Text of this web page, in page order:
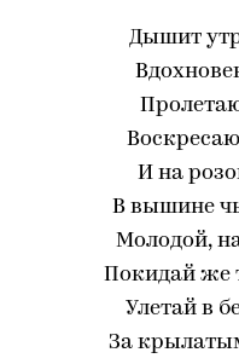
Дышит
И на
В вышине
Молодой,
Покидай же
Улетай в
За